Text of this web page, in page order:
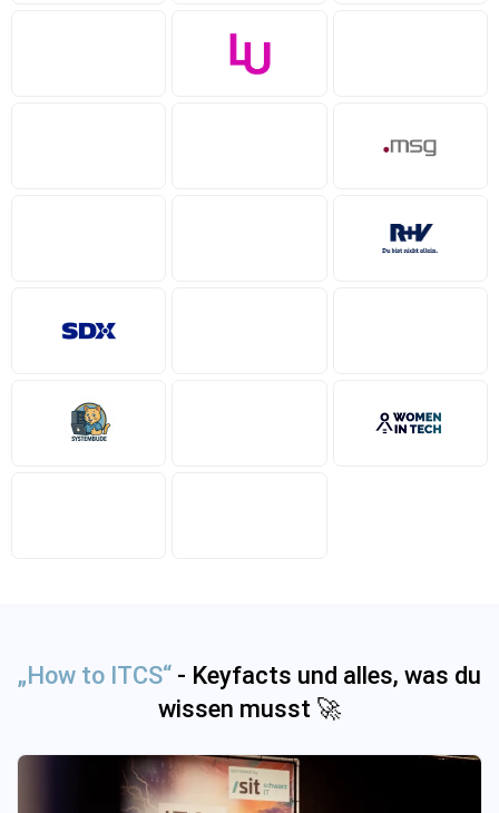
„How to ITCS“ - Keyfacts und alles, was du
wissen musst 🚀